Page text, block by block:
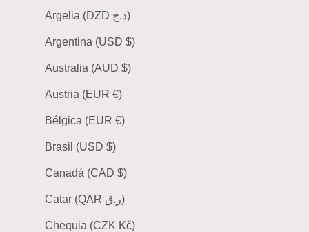
Argelia (DZD د.ج)
Argentina (USD $)
Australia (AUD $)
Austria (EUR €)
Bélgica (EUR €)
Brasil (USD $)
Canadá (CAD $)
Catar (QAR ر.ق)
Chequia (CZK Kč)